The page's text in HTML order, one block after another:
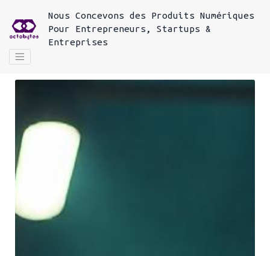
NousConcevons des Produits Numériques
Pour
Entrepreneurs, Startups &
Entreprises